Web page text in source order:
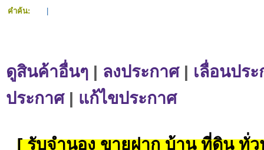
คำค้น:
ดูสินค้าอื่นๆ | ลงประกาศ| เลื่อนปร
ประกาศ| แก้ไขประกาศ
[ รับจำนอง ขายฝาก บ้าน ที่ดิน ทั่ว